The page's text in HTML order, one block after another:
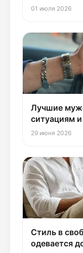
01 июля 2026
Лучшие
ситуациям
29 июня 2026
Стиль в
одевается